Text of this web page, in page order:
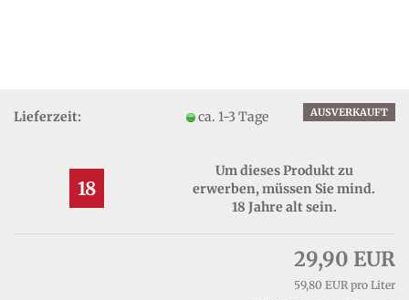
AUSVERKAUFT
Lieferzeit: ca. 1-3 Tage
18
Um dieses Produkt zu
erwerben, müssen Sie mind.
18 Jahre alt sein.
29,90 EUR
59,80 EUR pro Liter